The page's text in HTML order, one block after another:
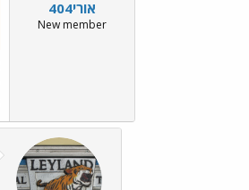
אורי404
New member